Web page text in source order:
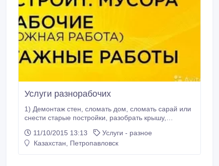
Услуги разнорабочих
1) Демонтаж стен, сломать дом, сломать сарай или
снести старые постройки, разобрать крышу,
сломать перегородку, демонтировать перегородку,
сломать стену, или разобрать ненужные постройки,
11/10/2015 13:13
Услуги - разное
Казахстан, Петропавловск